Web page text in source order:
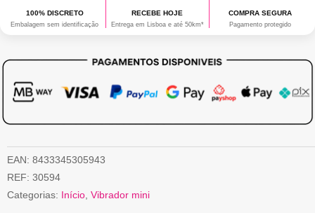
100% DISCRETO
Embalagem sem identificação
RECEBE HOJE
Entrega em Lisboa e até 50km*
COMPRA SEGURA
Pagamento protegido
EAN: 8433345305943
REF: 30594
Categorias: Início Vibrador mini